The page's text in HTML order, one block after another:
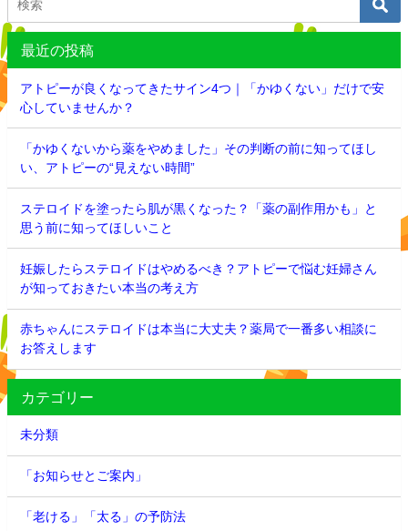
最近の投稿
アトピーが良くなってきたサイン4つ｜「かゆくない」だけで安
心していませんか？
「かゆくないから薬をやめました」その判断の前に知ってほし
い、アトピーの“見えない時間”
ステロイドを塗ったら肌が黒くなった？「薬の副作用かも」と
思う前に知ってほしいこと
妊娠したらステロイドはやめるべき？アトピーで悩む妊婦さん
が知っておきたい本当の考え方
赤ちゃんにステロイドは本当に大丈夫？薬局で一番多い相談に
お答えします
カテゴリー
未分類
「お知らせとご案内」
「老ける」「太る」の予防法